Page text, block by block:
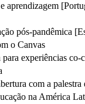
aprendizagem
pós-pandêmica
o Canvas
experiências co-
com a
na América